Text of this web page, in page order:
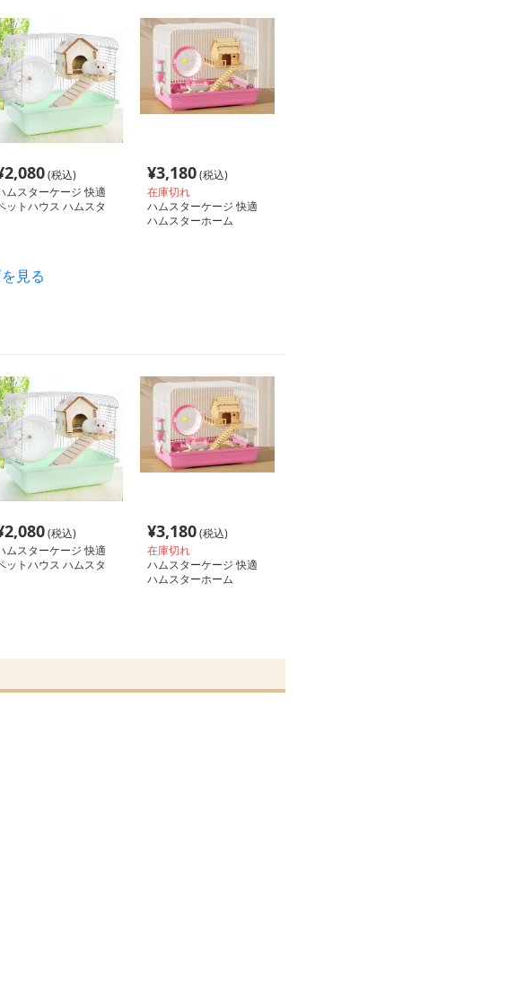
2,080(税込)
ムスターケージ 快適
ットハウス ハムスタ
¥3,180(税込)
在庫切れ
ハムスターケージ 快適
ハムスターホーム
見る
2,080(税込)
ムスターケージ 快適
ットハウス ハムスタ
¥3,180(税込)
在庫切れ
ハムスターケージ 快適
ハムスターホーム